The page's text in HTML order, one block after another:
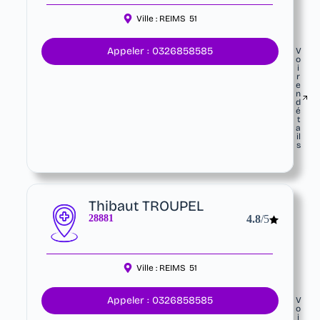
Ville : REIMS 51
Appeler : 0326858585
V
o
i
r
e
n
d
é
t
a
il
s
Thibaut TROUPEL
28881 4.8/5
Ville : REIMS 51
Appeler : 0326858585
V
o
i